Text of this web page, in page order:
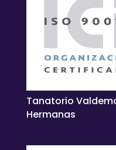
Tanatorio
Hermanas